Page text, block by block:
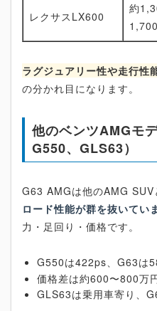
レクサスLX600
約
ラグジュアリー性や走行性
の分かれ目になります。
他のベンツAMGモ
G550、GLS63）
G63 AMGは他のAMG SUV
ロード性能が群を抜いてい
力・足回り・価格です。
G550は422ps、G63は
価格差は約600〜800万
GLS63は乗用車寄り、